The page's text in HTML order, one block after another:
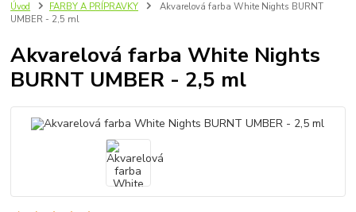
Úvod FARBY A PRÍPRAVKY
Akvarelová farba White Nights BURNT
UMBER - 2,5 ml
Akvarelová farba White Nights
BURNT UMBER - 2,5 ml